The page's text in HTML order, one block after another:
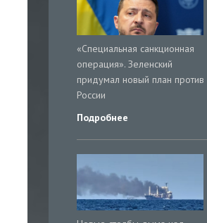
«Специальная санкционная
операция». Зеленский
придумал новый план против
России
Подробнее